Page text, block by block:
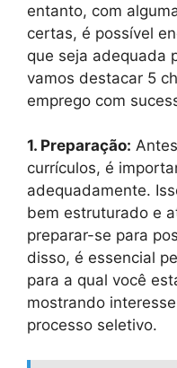
entanto, com
certas, é possível
que seja adequada
vamos destacar 5
emprego com
1. Preparação:
currículos, é
adequadamente.
bem estruturado e
preparar-se para
disso, é essencial
para a qual você
mostrando
processo seletivo.